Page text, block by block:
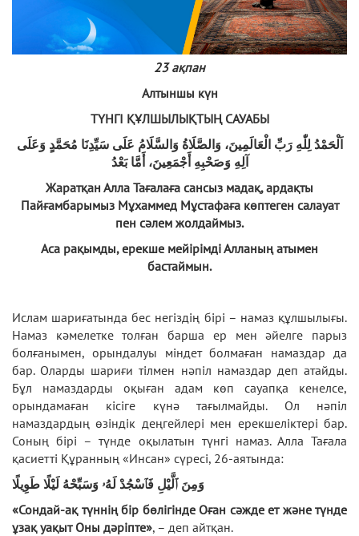
23 ақпан
Алтыншы күн
ТҮНГІ ҚҰЛШЫЛЫҚТЫҢ САУАБЫ
اَلْحَمْدُ لِلّٰهِ رَبِّ الْعَالَمِينَ، وَالصَّلَاةُ وَالسَّلَامُ عَلَى سَيِّدِنَا مُحَمَّدٍ وَعَلَى
آلِهِ وَصَحْبِهِ أَجْمَعِينَ، أَمَّا بَعْدُ
Жаратқан Алла Тағалаға сансыз мадақ, ардақты
Пайғамбарымыз Мұхаммед Мұстафаға көптеген салауат
пен сәлем жолдаймыз.
Аса рақымды, ерекше мейірімді Алланың атымен
бастаймын.
Ислам шариғатында бес негіздің бірі – намаз құлшылығы.
Намаз кәмелетке толған барша ер мен әйелге парыз
болғанымен, орындалуы міндет болмаған намаздар да
бар. Оларды шариғи тілмен нәпіл намаздар деп атайды.
Бұл намаздарды оқыған адам көп сауапқа кенелсе,
орындамаған кісіге күнә тағылмайды. Ол нәпіл
намаздардың өзіндік деңгейлері мен ерекшеліктері бар.
Соның бірі – түнде оқылатын түнгі намаз. Алла Тағала
қасиетті Құранның «Инсан» сүресі, 26-аятында:
وَمِنَ ٱلَّيْلِ فَٱسْجُدْ لَهُۥ وَسَبِّحْهُ لَيْلًا طَوِيلًا
«Сондай-ақ түннің бір бөлігінде Оған сәжде ет және түнде
ұзақ уақыт Оны дәріпте», – деп айтқан.